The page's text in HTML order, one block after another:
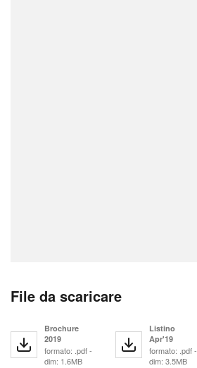
File da scaricare
Brochure
2019
formato: .pdf -
dim: 1.6MB
Listino
Apr'19
formato: .pdf -
dim: 3.5MB